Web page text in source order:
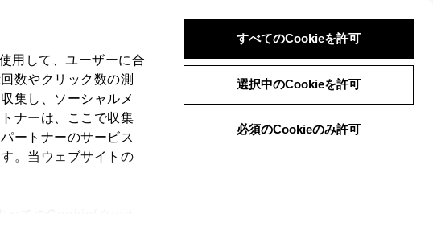
用して、ユーザーに合
数やクリック数の測
集し、ソーシャルメ
ナーは、ここで収集
ートナーのサービス
。当ウェブサイトの
すべてのCookieを許可
選択中のCookieを許可
必須のCookieのみ許可
ログイン 検索 メニュー
メニュー